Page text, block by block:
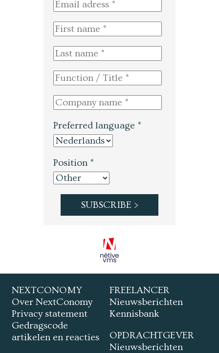
Preferred language *
Position *
NEXTCONOMY
Over NextConomy
Privacy statement
Gedragscode
artikelen en reacties
FREELANCER
Nieuwsberichten
Kennisbank
OPDRACHTGEVER
Nieuwsberichten